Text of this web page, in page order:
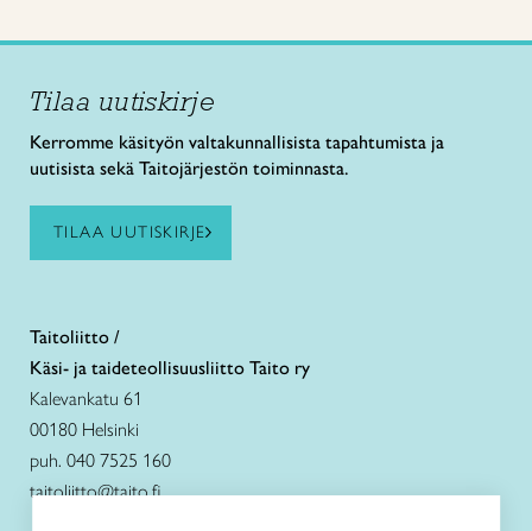
Tilaa uutiskirje
Kerromme käsityön valtakunnallisista tapahtumista ja
uutisista sekä Taitojärjestön toiminnasta.
TILAA UUTISKIRJE
Taitoliitto /
Käsi- ja taideteollisuusliitto Taito ry
Kalevankatu 61
00180 Helsinki
puh. 040 7525 160
taitoliitto@taito.fi